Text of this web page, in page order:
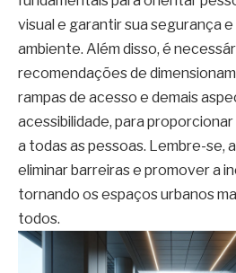
visual e garantir sua segurança
ambiente. Além disso, é
recomendações de
rampas de acesso e demais
acessibilidade, para
a todas as pessoas. Lembre-se,
eliminar barreiras e promover a
tornando os espaços urbanos
todos.